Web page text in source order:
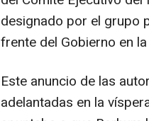
designado por el grupo
frente del Gobierno en
Este anuncio de las
adelantadas en la